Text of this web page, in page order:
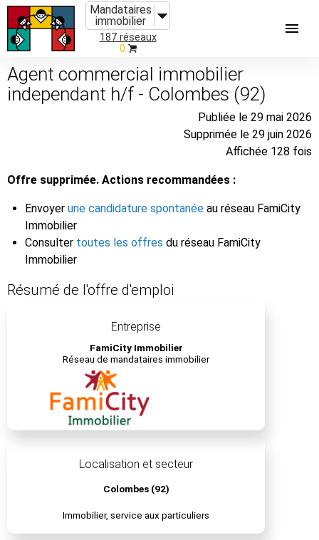
Mandataires
immobilier
187 réseaux
0
Agent commercial immobilier
independant h/f - Colombes (92)
Publiée le 29 mai 2026
Supprimée le 29 juin 2026
Affichée 128 fois
Offre supprimée. Actions recommandées :
Envoyer une candidature spontanée au réseau FamiCity
Immobilier
Consulter toutes les offres du réseau FamiCity
Immobilier
Résumé de l'offre d'emploi
Entreprise
FamiCity Immobilier
Réseau de mandataires immobilier
Localisation et secteur
Colombes (92)
Immobilier, service aux particuliers